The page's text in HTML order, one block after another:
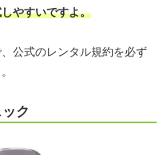
やすいですよ。
公式のレンタル規約を必ず
ク